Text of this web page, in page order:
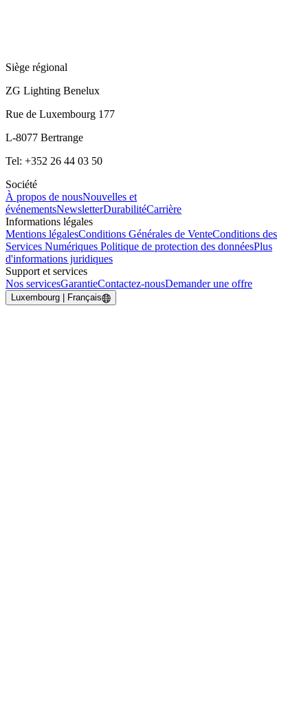
Siège régional
ZG Lighting Benelux
Rue de Luxembourg 177
L-8077 Bertrange
Tel: +352 26 44 03 50
Société
À propos de nousNouvelles et
événementsNewsletterDurabilitéCarrière
Informations légales
Mentions légalesConditions Générales de VenteConditions des
Services Numériques Politique de protection des donnéesPlus
d'informations juridiques
Support et services
Nos servicesGarantieContactez-nousDemander une offre
Luxembourg | Français